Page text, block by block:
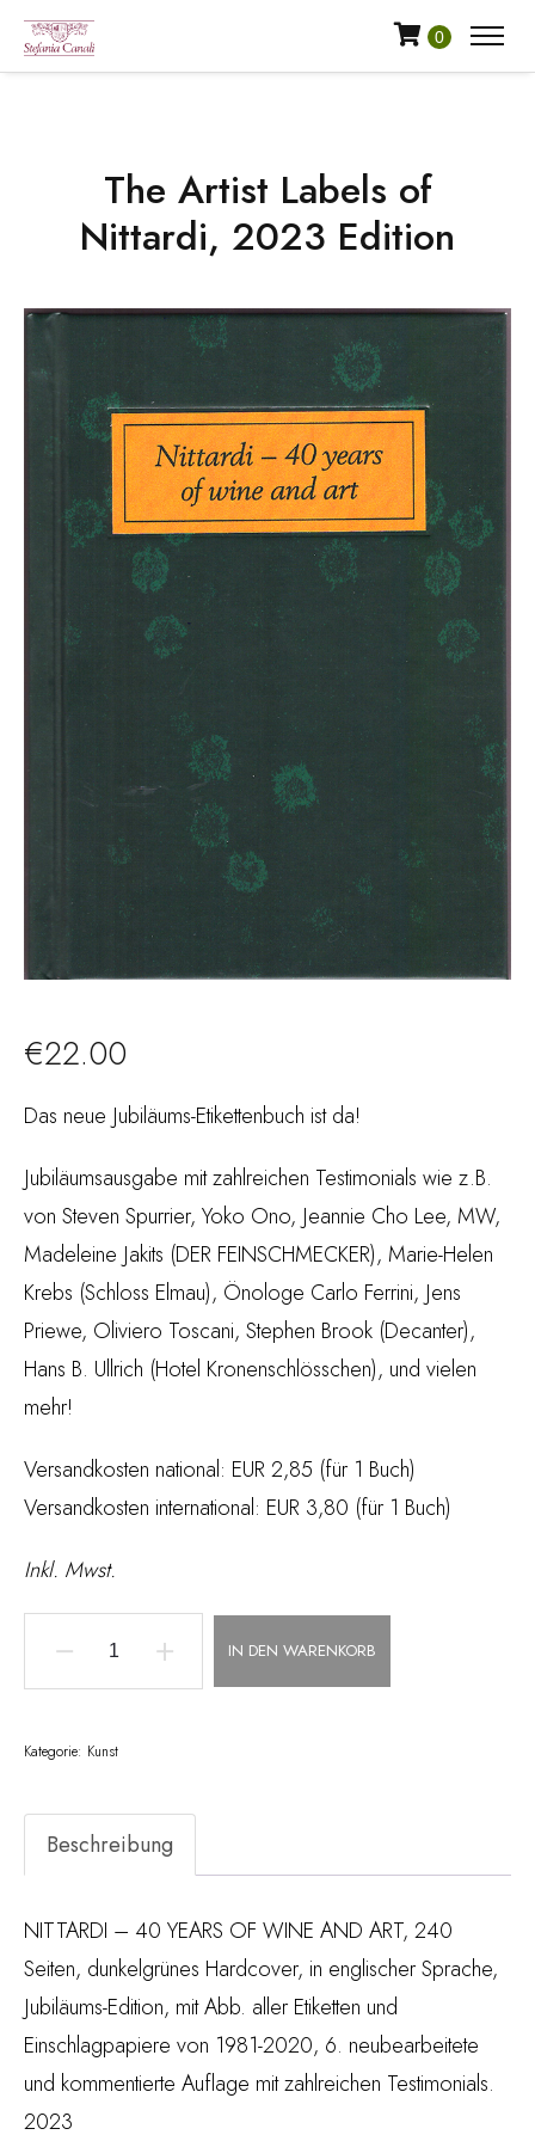
0
The Artist Labels of
Nittardi, 2023 Edition
€22.00
Das neue Jubiläums-Etikettenbuch ist da!
Jubiläumsausgabe mit zahlreichen Testimonials wie z.B.
von Steven Spurrier, Yoko Ono, Jeannie Cho Lee, MW,
Madeleine Jakits (DER FEINSCHMECKER), Marie-Helen
Krebs (Schloss Elmau), Önologe Carlo Ferrini, Jens
Priewe, Oliviero Toscani, Stephen Brook (Decanter),
Hans B. Ullrich (Hotel Kronenschlösschen), und vielen
mehr!
Versandkosten national: EUR 2,85 (für 1 Buch)
Versandkosten international: EUR 3,80 (für 1 Buch)
Inkl. Mwst.
Labels
Nittardi,
2023
Menge
IN DEN WARENKORB
Kategorie: Kunst
Beschreibung
NITTARDI – 40 YEARS OF WINE AND ART, 240
Seiten, dunkelgrünes Hardcover, in englischer Sprache,
Jubiläums-Edition, mit Abb. aller Etiketten und
Einschlagpapiere von 1981-2020, 6. neubearbeitete
und kommentierte Auflage mit zahlreichen Testimonials.
2023